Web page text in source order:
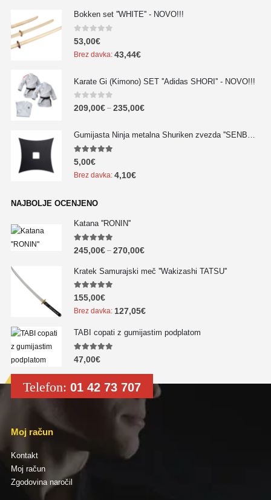
Bokken set ''WHITE'' - NOVO!!!
0out of 5
53,00€
Brez davka: 43,44€
Karate Gi (Kimono) SET ''Adidas SHORI'' - NOVO!!!
0out of 5
209,00€ – 235,00€
Gumijasta Ninja metalna Shuriken zvezda ''SENBAN'' - NOVO!!!
5.00out of 5
5,00€
Brez davka: 4,10€
NAJBOLJE OCENJENO
Katana ''RONIN''
5.00 out of 5
245,00€ – 270,00€
Kratek Samurajski meč ''Wakizashi TATSU''
5.00 out of 5
155,00€
Brez davka: 127,05€
TABI copati z gumijastim podplatom
5.00out of 5
47,00€
Telefon: 01 42 73 707
Moj račun
Kontakt
Moj račun
Zgodovina naročil